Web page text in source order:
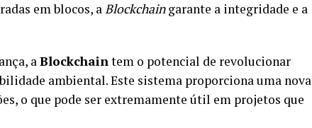
em blocos, aBlockchaingarante a integridade e a
aBlockchaintem o potencial de revolucionar
ambiental. Este sistema proporciona uma nova
o que pode ser extremamente útil em projetos que